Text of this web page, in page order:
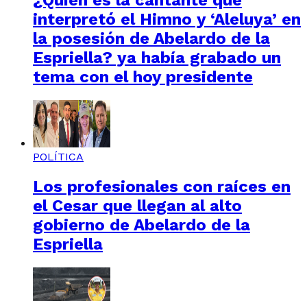
interpretó el Himno y ‘Aleluya’ en
la posesión de Abelardo de la
Espriella? ya había grabado un
tema con el hoy presidente
POLÍTICA
Los profesionales con raíces en
el Cesar que llegan al alto
gobierno de Abelardo de la
Espriella